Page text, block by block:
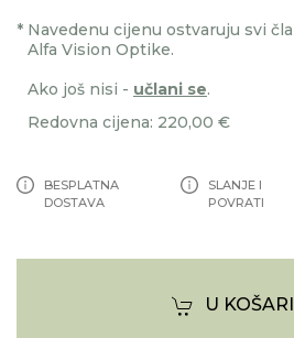
* Navedenu cijenu ostvaruju svi
Alfa Vision Optike.
Ako još nisi - učlani se.
Redovna cijena: 220,00 €
BESPLATNA
DOSTAVA
SLANJE I
POVRATI
U